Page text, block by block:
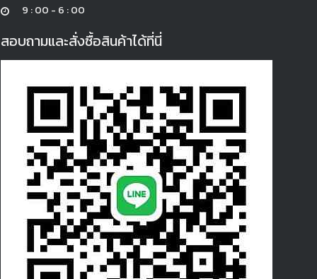
9 : 00 - 6 : 00
สอบถามและสั่งซื้อสินค้าได้ที่นี่